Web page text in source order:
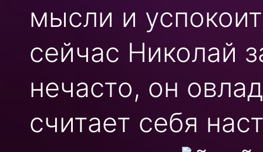
мысли и
сейчас Николай
нечасто, он
считает себя